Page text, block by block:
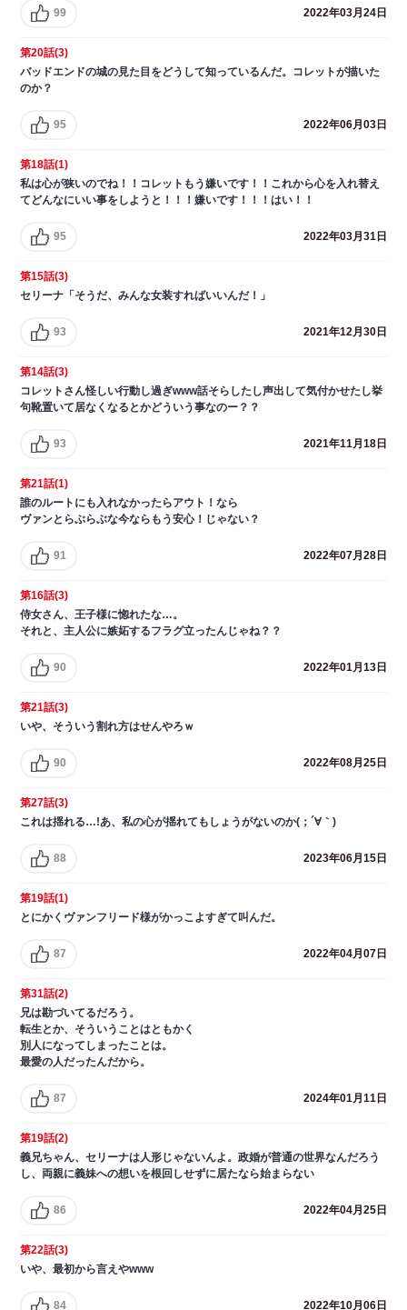
99 2022年03月24日
第20話(3)
バッドエンドの城の見た目をどうして知っているんだ。コレットが描いた
のか？
95 2022年06月03日
第18話(1)
私は心が狭いのでね！！コレットもう嫌いです！！これから心を入れ替え
てどんなにいい事をしようと！！！嫌いです！！！はい！！
95 2022年03月31日
第15話(3)
セリーナ「そうだ、みんな女装すればいいんだ！」
93 2021年12月30日
第14話(3)
コレットさん怪しい行動し過ぎwww話そらしたし声出して気付かせたし挙
句靴置いて居なくなるとかどういう事なのー？？
93 2021年11月18日
第21話(1)
誰のルートにも入れなかったらアウト！なら
ヴァンとらぶらぶな今ならもう安心！じゃない？
91 2022年07月28日
第16話(3)
侍女さん、王子様に惚れたな…。
それと、主人公に嫉妬するフラグ立ったんじゃね？？
90 2022年01月13日
第21話(3)
いや、そういう割れ方はせんやろｗ
90 2022年08月25日
第27話(3)
これは揺れる…!あ、私の心が揺れてもしょうがないのか(；´∀｀)
88 2023年06月15日
第19話(1)
とにかくヴァンフリード様がかっこよすぎて叫んだ。
87 2022年04月07日
第31話(2)
兄は勘づいてるだろう。
転生とか、そういうことはともかく
別人になってしまったことは。
最愛の人だったんだから。
87 2024年01月11日
第19話(2)
義兄ちゃん、セリーナは人形じゃないんよ。政婚が普通の世界なんだろう
し、両親に義妹への想いを根回しせずに居たなら始まらない
86 2022年04月25日
第22話(3)
いや、最初から言えやwww
84 2022年10月06日